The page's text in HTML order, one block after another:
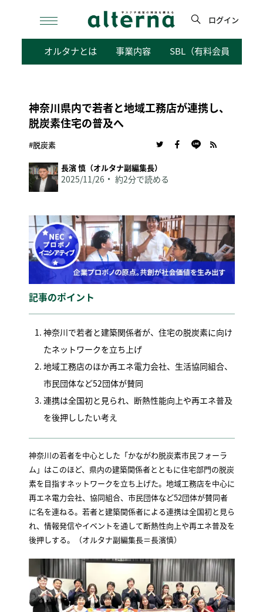
検
ログイン
オルタナとは 事業内容 SBL（有料会員向けサ
神奈川県内で若者と地域工務店が連携し、
脱炭素住宅の普及へ
#脱炭素
長濱 慎（オルタナ副編集長）
2025/11/26 約2分で読める
記事のポイント
神奈川で若者と建築関係者が、住宅の脱炭素に向け
たネットワークを立ち上げ
地域工務店のほか再エネ電力会社、生活協同組合、
市民団体など52団体が賛同
連携は全国初と見られ、断熱性能向上や再エネ普及
を後押ししたい考え
神奈川の若者を中心とした「かながわ脱炭素市民フォーラ
ム」はこのほど、県内の建築関係者とともに住宅部門の脱炭
素を目指すネットワークを立ち上げた。地域工務店を中心に
再エネ電力会社、協同組合、市民団体など52団体が賛同者
に名を連ねる。若者と建築関係者による連携は全国初と見ら
れ、情報発信やイベントを通して断熱性向上や再エネ普及を
後押しする。（オルタナ副編集長＝長濱慎）